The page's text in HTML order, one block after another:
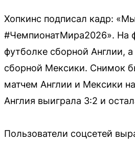
Хопкинс подписал кадр:
#ЧемпионатМира2026». На
футболке сборной Англии,
сборной Мексики. Снимок
матчем Англии и Мексики
Англия выиграла 3:2 и
Пользователи соцсетей